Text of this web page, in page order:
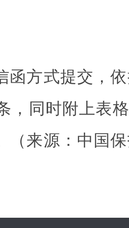
函方式提交，
，同时附上表
（来源：中国